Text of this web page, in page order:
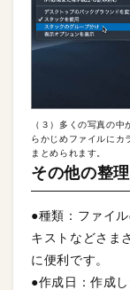
（３）多くの写真の
らかじめファイルにカ
まとめられます。
その他の整
●種類：ファイ
キストなどさま
に便利です。
●作成日：作成